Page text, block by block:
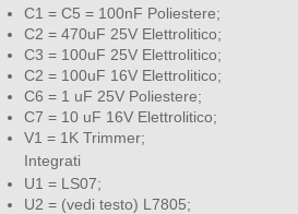
C1 = C5 = 100nF Poliestere;
C2 = 470uF 25V Elettrolitico;
C3 = 100uF 25V Elettrolitico;
C2 = 100uF 16V Elettrolitico;
C6 = 1 uF 25V Poliestere;
C7 = 10 uF 16V Elettrolitico;
V1 = 1K Trimmer;
Integrati
U1 = LS07;
U2 = (vedi testo) L7805;